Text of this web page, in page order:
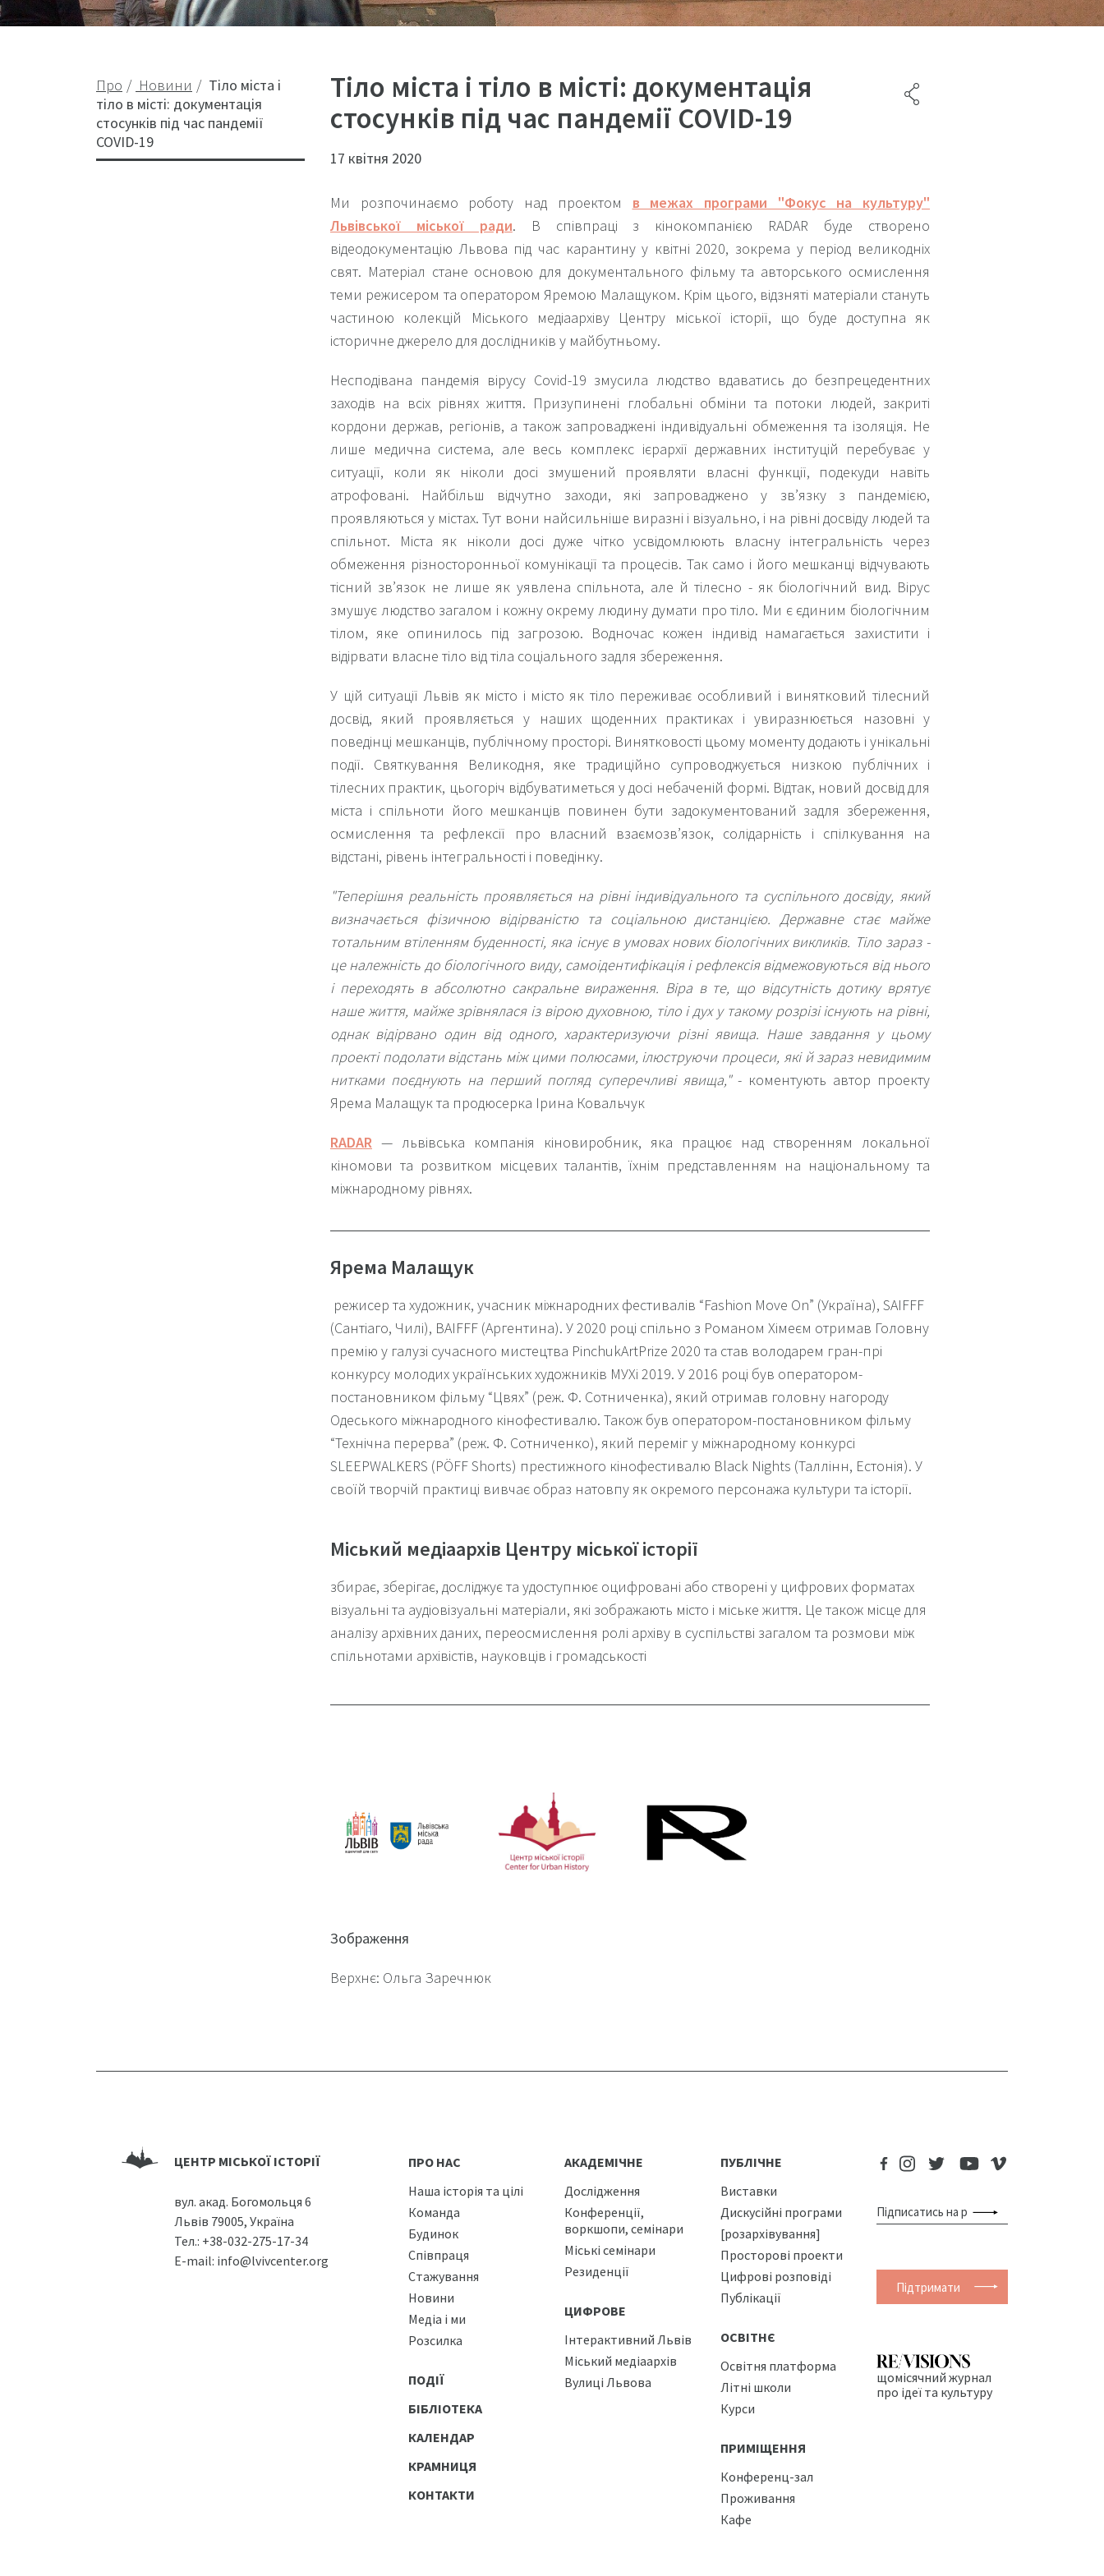
Про Новини
Тіло міста і
тіло в місті: документація
стосунків під час пандемії
COVID-19
Тіло міста і тіло в місті: документація
стосунків під час пандемії COVID-19
17 квітня 2020
Ми розпочинаємо роботу над проектом в межах програми "Фокус на культуру"
Львівської міської ради. В співпраці з кінокомпанією RADAR буде створено
відеодокументацію Львова під час карантину у квітні 2020, зокрема у період великодніх
свят. Матеріал стане основою для документального фільму та авторського осмислення
теми режисером та оператором Яремою Малащуком. Крім цього, відзняті матеріали стануть
частиною колекцій Міського медіаархіву Центру міської історії, що буде доступна як
історичне джерело для дослідників у майбутньому.
Несподівана пандемія вірусу Covid-19 змусила людство вдаватись до безпрецедентних
заходів на всіх рівнях життя. Призупинені глобальні обміни та потоки людей, закриті
кордони держав, регіонів, а також запроваджені індивідуальні обмеження та ізоляція. Не
лише медична система, але весь комплекс ієрархії державних інституцій перебуває у
ситуації, коли як ніколи досі змушений проявляти власні функції, подекуди навіть
атрофовані. Найбільш відчутно заходи, які запроваджено у зв’язку з пандемією,
проявляються у містах. Тут вони найсильніше виразні і візуально, і на рівні досвіду людей та
спільнот. Міста як ніколи досі дуже чітко усвідомлюють власну інтегральність через
обмеження різносторонньої комунікації та процесів. Так само і його мешканці відчувають
тісний зв’язок не лише як уявлена спільнота, але й тілесно - як біологічний вид. Вірус
змушує людство загалом і кожну окрему людину думати про тіло. Ми є єдиним біологічним
тілом, яке опинилось під загрозою. Водночас кожен індивід намагається захистити і
відірвати власне тіло від тіла соціального задля збереження.
У цій ситуації Львів як місто і місто як тіло переживає особливий і винятковий тілесний
досвід, який проявляється у наших щоденних практиках і увиразнюється назовні у
поведінці мешканців, публічному просторі. Винятковості цьому моменту додають і унікальні
події. Святкування Великодня, яке традиційно супроводжується низкою публічних і
тілесних практик, цьогоріч відбуватиметься у досі небаченій формі. Відтак, новий досвід для
міста і спільноти його мешканців повинен бути задокументований задля збереження,
осмислення та рефлексії про власний взаємозв’язок, солідарність і спілкування на
відстані, рівень інтегральності і поведінку.
"Теперішня реальність проявляється на рівні індивідуального та суспільного досвіду, який
визначається фізичною відірваністю та соціальною дистанцією. Державне стає майже
тотальним втіленням буденності, яка існує в умовах нових біологічних викликів. Тіло зараз -
це належність до біологічного виду, самоідентифікація і рефлексія відмежовуються від нього
і переходять в абсолютно сакральне вираження. Віра в те, що відсутність дотику врятує
наше життя, майже зрівнялася із вірою духовною, тіло і дух у такому розрізі існують на рівні,
однак відірвано один від одного, характеризуючи різні явища. Наше завдання у цьому
проекті подолати відстань між цими полюсами, ілюструючи процеси, які й зараз невидимим
нитками поєднують на перший погляд суперечливі явища,"- коментують автор проекту
Ярема Малащук та продюсерка Ірина Ковальчук
RADAR — львівська компанія кіновиробник, яка працює над створенням локальної
кіномови та розвитком місцевих талантів, їхнім представленням на національному та
міжнародному рівнях.
Ярема Малащук
режисер та художник, учасник міжнародних фестивалів “Fashion Move On” (Україна), SAIFFF
(Сантіаго, Чилі), BAIFFF (Аргентина). У 2020 році спільно з Романом Хімеєм отримав Головну
премію у галузі сучасного мистецтва PinchukArtPrize 2020 та став володарем гран-прі
конкурсу молодих українських художників МУХі 2019. У 2016 році був оператором-
постановником фільму “Цвях” (реж. Ф. Сотниченка), який отримав головну нагороду
Одеського міжнародного кінофестивалю. Також був оператором-постановником фільму
“Технічна перерва” (реж. Ф. Сотниченко), який переміг у міжнародному конкурсі
SLEEPWALKERS (PÖFF Shorts) престижного кінофестивалю Black Nights (Таллінн, Естонія). У
своїй творчій практиці вивчає образ натовпу як окремого персонажа культури та історії.
Міський медіаархів Центру міської історії
збирає, зберігає, досліджує та удоступнює оцифровані або створені у цифрових форматах
візуальні та аудіовізуальні матеріали, які зображають місто і міське життя. Це також місце для
аналізу архівних даних, переосмислення ролі архіву в суспільстві загалом та розмови між
спільнотами архівістів, науковців і громадськості
Зображення
Верхнє: Ольга Заречнюк
ЦЕНТР МІСЬКОЇ ІСТОРІЇ
вул. акад. Богомольця 6
Львів 79005, Україна
Тел.: +38-032-275-17-34
E-mail: info@lvivcenter.org
ПРО НАС
Наша історія та цілі
Команда
Будинок
Співпраця
Стажування
Новини
Медіа і ми
Розсилка
ПОДІЇ
БІБЛІОТЕКА
КАЛЕНДАР
КРАМНИЦЯ
КОНТАКТИ
АКАДЕМІЧНЕ
Дослідження
Конференції,
воркшопи, семінари
Міські семінари
Резиденції
ЦИФРОВЕ
Інтерактивний Львів
Міський медіаархів
Вулиці Львова
ПУБЛІЧНЕ
Виставки
Дискусійні програми
[розархівування]
Просторові проекти
Цифрові розповіді
Публікації
ОСВІТНЄ
Освітня платформа
Літні школи
Курси
ПРИМІЩЕННЯ
Конференц-зал
Проживання
Кафе
Підтримати
щомісячний журнал
про ідеї та культуру